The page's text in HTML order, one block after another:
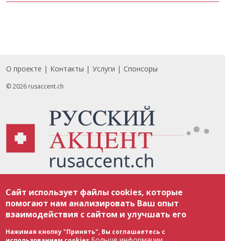
Footer
О проекте Контакты Услуги Спонсоры
© 2026 rusaccent.ch
соответствии с законодательством Швейцарии об авторском праве и
международными соглашениями. Полное или частичное использование
материалов возможно только с разрешения редакции. В случае полного
или частичного воспроизведения материалов сайта rusaccent.ch,
ОБЯЗАТЕЛЬНА АКТИВНАЯ ГИПЕРССЫЛКА на конкретный заимствованный
текст. Фотоизображения, размещенные редакцией rusaccent.ch, являются
ее исключительной собственностью. Полное или частичное
Сайт использует файлы cookies, которые
помогают нам анализировать Ваш опыт
взаимодействия с сайтом и улучшать его
Нажимая кнопку "Принять", Вы соглашаетесь с